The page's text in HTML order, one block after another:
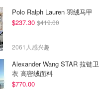
Polo Ralph Lauren 羽绒马甲
$237.30 $419.00
2061人感兴趣
Alexander Wang STAR 拉链卫
衣 高密绒面料
$770.00